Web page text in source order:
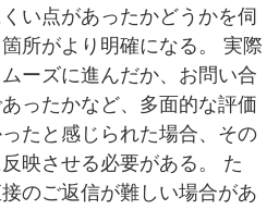
い点があったかどうかを伺
所がより明確になる。 実際
ーズに進んだか、お問い合
ったかなど、多面的な評価
たと感じられた場合、その
映させる必要がある。 た
のご返信が難しい場合があ